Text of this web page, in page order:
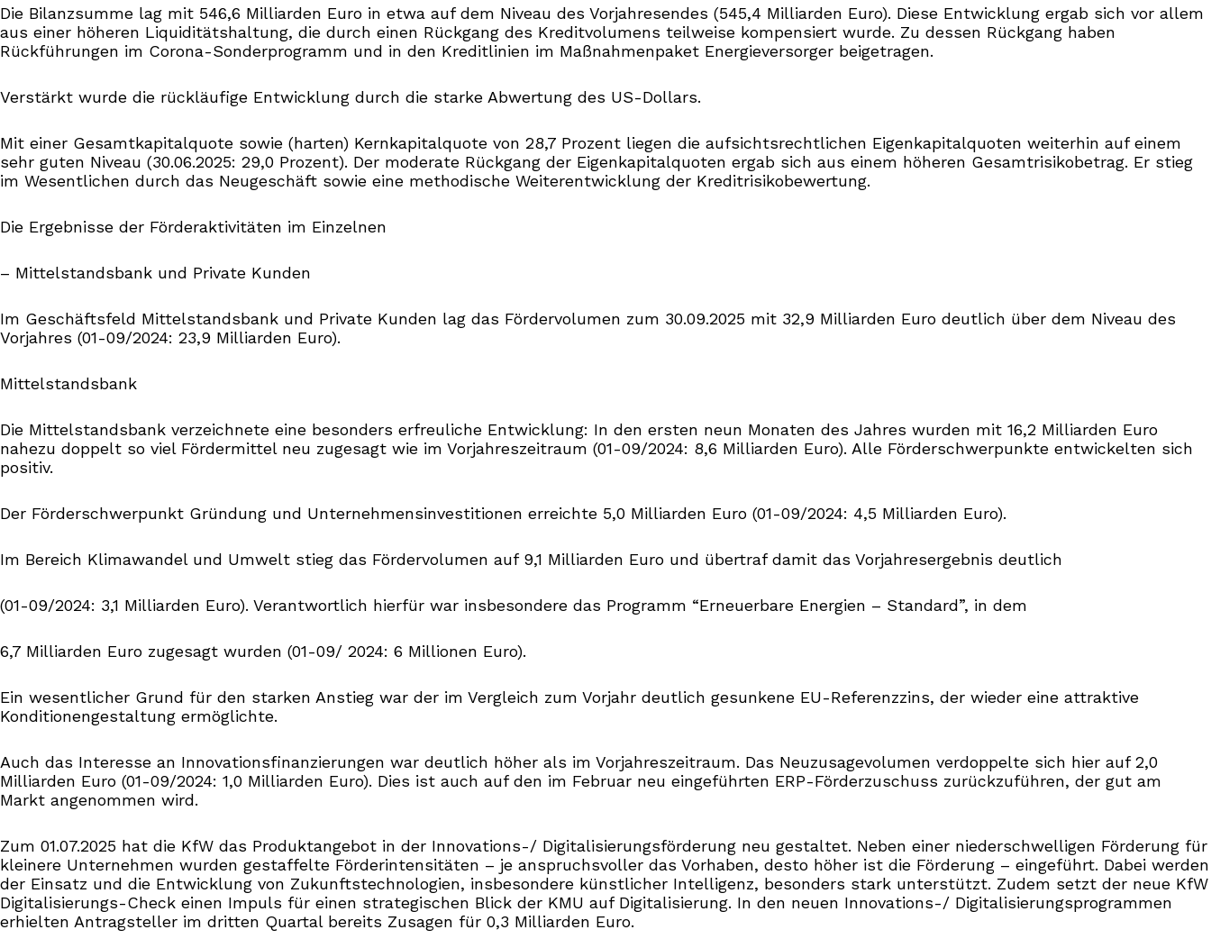
Die Bilanzsumme lag mit 546,6 Milliarden Euro in etwa auf dem Niveau des Vorjahresendes (545,4 Milliarden Euro). Diese Entwicklung ergab sich vor allem
aus einer höheren Liquiditätshaltung, die durch einen Rückgang des Kreditvolumens teilweise kompensiert wurde. Zu dessen Rückgang haben
Rückführungen im Corona-Sonderprogramm und in den Kreditlinien im Maßnahmenpaket Energieversorger beigetragen.
Verstärkt wurde die rückläufige Entwicklung durch die starke Abwertung des US-Dollars.
Mit einer Gesamtkapitalquote sowie (harten) Kernkapitalquote von 28,7 Prozent liegen die aufsichtsrechtlichen Eigenkapitalquoten weiterhin auf einem
sehr guten Niveau (30.06.2025: 29,0 Prozent). Der moderate Rückgang der Eigenkapitalquoten ergab sich aus einem höheren Gesamtrisikobetrag. Er stieg
im Wesentlichen durch das Neugeschäft sowie eine methodische Weiterentwicklung der Kreditrisikobewertung.
Die Ergebnisse der Förderaktivitäten im Einzelnen
– Mittelstandsbank und Private Kunden
Im Geschäftsfeld Mittelstandsbank und Private Kunden lag das Fördervolumen zum 30.09.2025 mit 32,9 Milliarden Euro deutlich über dem Niveau des
Vorjahres (01-09/2024: 23,9 Milliarden Euro).
Mittelstandsbank
Die Mittelstandsbank verzeichnete eine besonders erfreuliche Entwicklung: In den ersten neun Monaten des Jahres wurden mit 16,2 Milliarden Euro
nahezu doppelt so viel Fördermittel neu zugesagt wie im Vorjahreszeitraum (01-09/2024: 8,6 Milliarden Euro). Alle Förderschwerpunkte entwickelten sich
positiv.
Der Förderschwerpunkt Gründung und Unternehmensinvestitionen erreichte 5,0 Milliarden Euro (01-09/2024: 4,5 Milliarden Euro).
Im Bereich Klimawandel und Umwelt stieg das Fördervolumen auf 9,1 Milliarden Euro und übertraf damit das Vorjahresergebnis deutlich
(01-09/2024: 3,1 Milliarden Euro). Verantwortlich hierfür war insbesondere das Programm “Erneuerbare Energien – Standard”, in dem
6,7 Milliarden Euro zugesagt wurden (01-09/ 2024: 6 Millionen Euro).
Ein wesentlicher Grund für den starken Anstieg war der im Vergleich zum Vorjahr deutlich gesunkene EU-Referenzzins, der wieder eine attraktive
Konditionengestaltung ermöglichte.
Auch das Interesse an Innovationsfinanzierungen war deutlich höher als im Vorjahreszeitraum. Das Neuzusagevolumen verdoppelte sich hier auf 2,0
Milliarden Euro (01-09/2024: 1,0 Milliarden Euro). Dies ist auch auf den im Februar neu eingeführten ERP-Förderzuschuss zurückzuführen, der gut am
Markt angenommen wird.
Zum 01.07.2025 hat die KfW das Produktangebot in der Innovations-/ Digitalisierungsförderung neu gestaltet. Neben einer niederschwelligen Förderung für
kleinere Unternehmen wurden gestaffelte Förderintensitäten – je anspruchsvoller das Vorhaben, desto höher ist die Förderung – eingeführt. Dabei werden
der Einsatz und die Entwicklung von Zukunftstechnologien, insbesondere künstlicher Intelligenz, besonders stark unterstützt. Zudem setzt der neue KfW
Digitalisierungs-Check einen Impuls für einen strategischen Blick der KMU auf Digitalisierung. In den neuen Innovations-/ Digitalisierungsprogrammen
erhielten Antragsteller im dritten Quartal bereits Zusagen für 0,3 Milliarden Euro.